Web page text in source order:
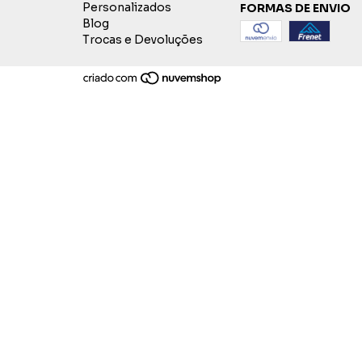
Personalizados
Blog
Trocas e Devoluções
FORMAS DE ENVIO